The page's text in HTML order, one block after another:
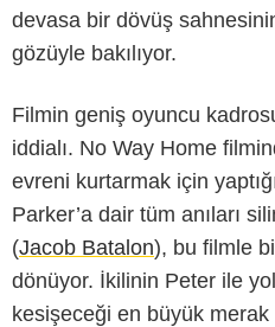
devasa bir dövüş
gözüyle bakılıyor.
Filmin geniş oyuncu
iddialı. No Way Home
evreni kurtarmak için
Parker’a dair tüm anıları
(Jacob Batalon), bu filmle
dönüyor. İkilinin Peter ile
kesişeceği en büyük merak